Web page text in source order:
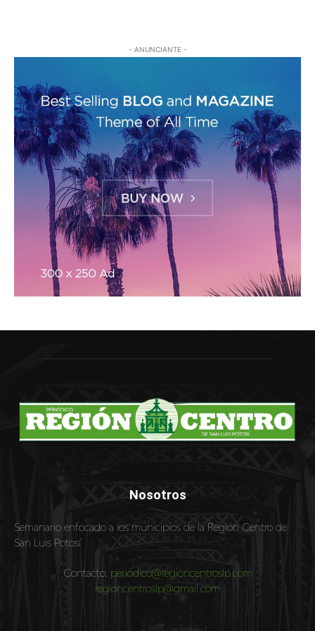
- ANUNCIANTE -
Nosotros
Semanario enfocado a los municipios de la Región Centro de
San Luis Potosí
Contacto: periodico@regioncentroslp.com
regioncentroslp@gmail.com